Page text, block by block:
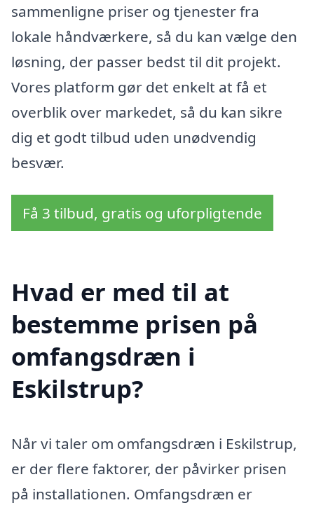
sammenligne priser og tjenester fra
lokale håndværkere, så du kan vælge den
løsning, der passer bedst til dit projekt.
Vores platform gør det enkelt at få et
overblik over markedet, så du kan sikre
dig et godt tilbud uden unødvendig
besvær.
Få 3 tilbud, gratis og uforpligtende
Hvad er med til at
bestemme prisen på
omfangsdræn i
Eskilstrup?
Når vi taler om omfangsdræn i Eskilstrup,
er der flere faktorer, der påvirker prisen
på installationen. Omfangsdræn er